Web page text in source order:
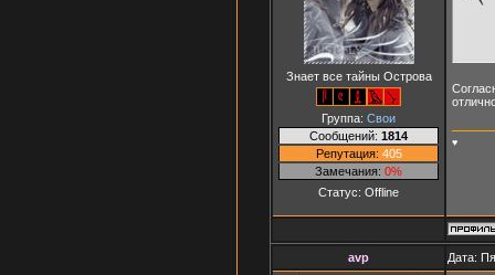
Знает все тайны Острова
Группа: Свои
Сообщений: 1814
Репутация: 405
Замечания: 0%
Статус: Offline
♥
avp Дата: